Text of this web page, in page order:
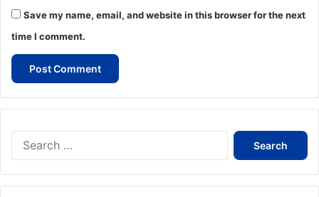
Save my name, email, and website in this browser for the next
time I comment.
Search
for: